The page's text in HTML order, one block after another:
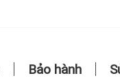
Bảo hành